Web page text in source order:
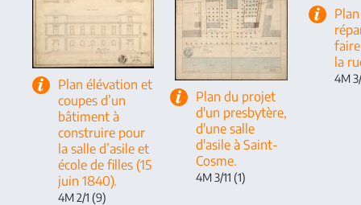
Plan élévation et
coupes d’un
bâtiment à
construire pour
la salle d’asile et
école de filles (15
juin 1840).
4M 2/1 (9)
Plan du projet
d'un presbytère,
d'une salle
d'asile à Saint-
Cosme.
4M 3/11 (1)
la
4M